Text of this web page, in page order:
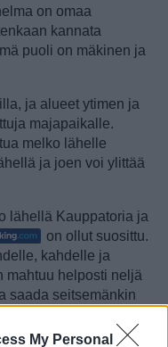
My Personal
on omaa
kannata
puoli on mäkinen ja
ja alueet ytimen ja
majapaikalle.
melko lähelle
ja joen voi ylittää
lähellä Kauppatoria ja
on ollut suosittu.
kahdelle ja
mahtuu helposti neljä
saada seitsemänkin